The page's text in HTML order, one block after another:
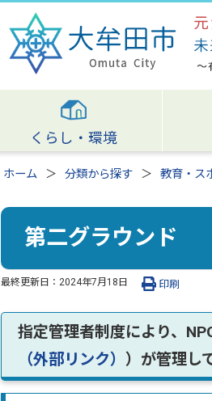
くらし・環境
ホーム 分類から探す 教育・ス
第二グラウンド
最終更新日： 2024年7月18日 印刷
指定管理者制度により、
（外部リンク） ）が管理し